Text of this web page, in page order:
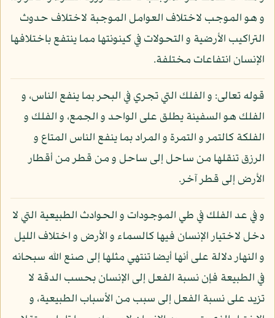
و هو الموجب لاختلاف العوامل الموجبة لاختلاف حدوث
التراكيب الأرضية و التحولات في كينونتها مما ينتفع باختلافها
الإنسان انتفاعات مختلفة.
قوله تعالى: و الفلك التي تجري في البحر بما ينفع الناس، و
الفلك هو السفينة يطلق على الواحد و الجمع، و الفلك و
الفلكة كالتمر و التمرة و المراد بما ينفع الناس المتاع و
الرزق تنقلها من ساحل إلى ساحل و من قطر من أقطار
الأرض إلى قطر آخر.
و في عد الفلك في طي الموجودات و الحوادث الطبيعية التي لا
دخل لاختيار الإنسان فيها كالسماء و الأرض و اختلاف الليل
و النهار دلالة على أنها أيضا تنتهي مثلها إلى صنع الله سبحانه
في الطبيعة فإن نسبة الفعل إلى الإنسان بحسب الدقة لا
تزيد على نسبة الفعل إلى سبب من الأسباب الطبيعية، و